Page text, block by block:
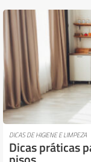
DICAS DE HIGIENE E LIMPEZA
Dicas práticas